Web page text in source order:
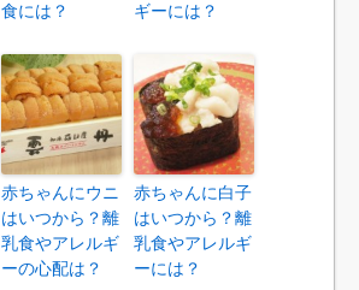
食には？
ギーには？
赤ちゃんにウニ
はいつから？離
乳食やアレルギ
ーの心配は？
赤ちゃんに白子
はいつから？離
乳食やアレルギ
ーには？